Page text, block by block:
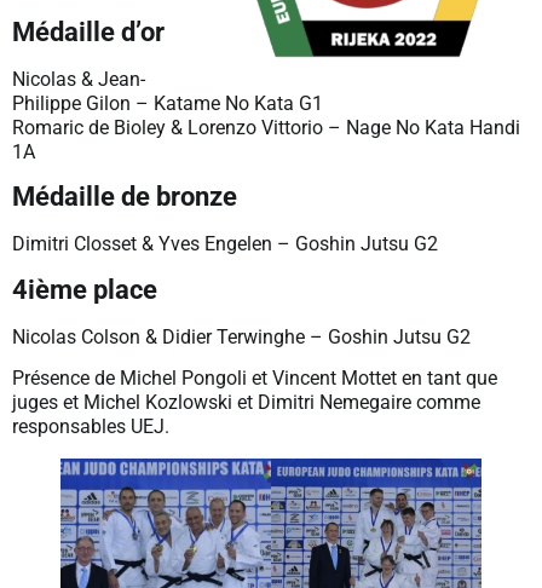
Médaille d’or
Nicolas & Jean-
Philippe Gilon – Katame No Kata G1
Romaric de Bioley & Lorenzo Vittorio – Nage No Kata Handi
1A
Médaille de bronze
Dimitri Closset & Yves Engelen – Goshin Jutsu G2
4ième place
Nicolas Colson & Didier Terwinghe – Goshin Jutsu G2
Présence de Michel Pongoli et Vincent Mottet en tant que
juges et Michel Kozlowski et Dimitri Nemegaire comme
responsables UEJ.